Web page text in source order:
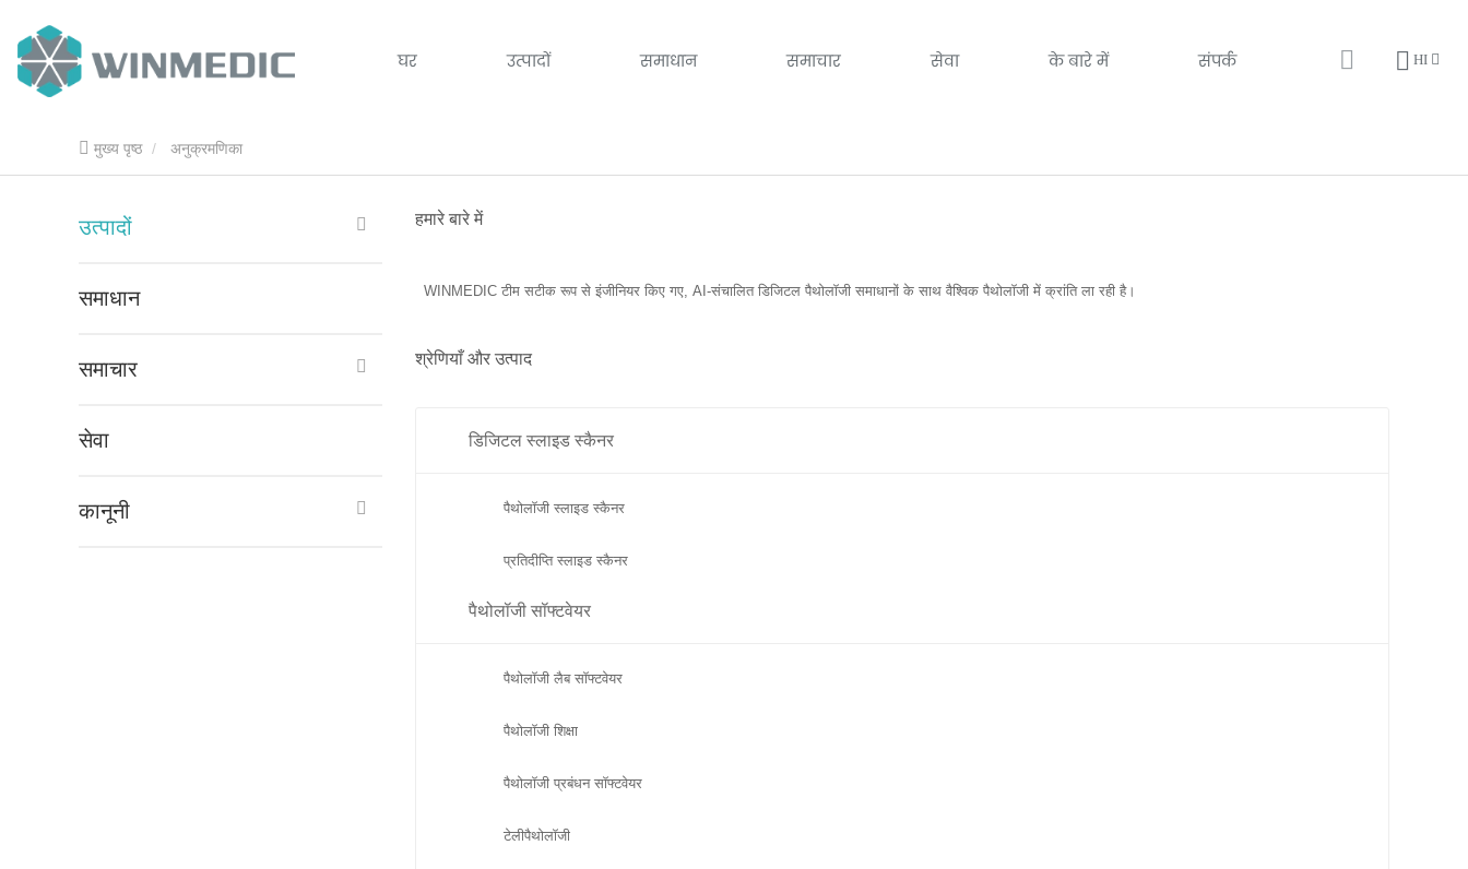
घर उत्पादों समाधान समाचार सेवा के बारे में संपर्क HI
मुख्य पृष्ठ अनुक्रमणिका
उत्पादों
समाधान
समाचार
सेवा
कानूनी
हमारे बारे में
WINMEDIC टीम सटीक रूप से इंजीनियर किए गए, AI-संचालित डिजिटल पैथोलॉजी समाधानों के साथ वैश्विक पैथोलॉजी में क्रांति ला रही है।
श्रेणियाँ और उत्पाद
डिजिटल स्लाइड स्कैनर
पैथोलॉजी स्लाइड स्कैनर
प्रतिदीप्ति स्लाइड स्कैनर
पैथोलॉजी सॉफ्टवेयर
पैथोलॉजी लैब सॉफ्टवेयर
पैथोलॉजी शिक्षा
पैथोलॉजी प्रबंधन सॉफ्टवेयर
टेलीपैथोलॉजी